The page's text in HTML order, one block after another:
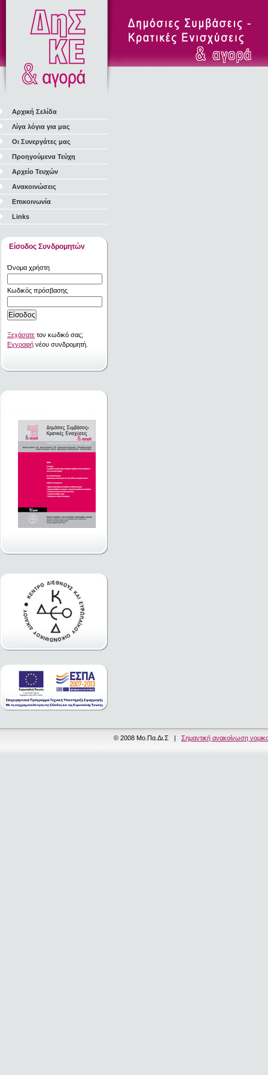
Αρχική Σελίδα
Λίγα λόγια για μας
Οι Συνεργάτες μας
Προηγούμενα Τεύχη
Αρχείο Τευχών
Ανακοινώσεις
Επικοινωνία
Links
Είσοδος Συνδρομητών
Όνομα χρήστη
Κωδικός πρόσβασης
Ξεχάσατε τον κωδικό σας;
Εγγραφή νέου συνδρομητή.
© 2008 Μο.Πα.Δι.Σ | Σημαντική ανακοίνωση